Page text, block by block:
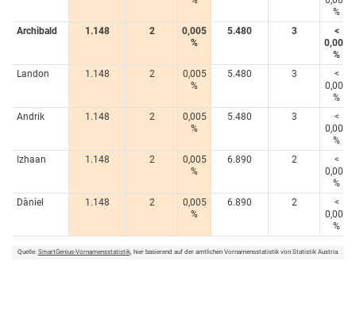
%
Archibald
1.148 2
0,005
%
5.480 3
<
0,005
%
Landon
1.148 2
0,005
%
5.480 3
<
0,005
%
Andrik
1.148 2
0,005
%
5.480 3
<
0,005
%
Izhaan
1.148 2
0,005
%
6.890 2
<
0,005
%
Dàniel
1.148 2
0,005
%
6.890 2
<
0,005
%
Quelle: SmartGenius-Vornamensstatistik, hier basierend auf der amtlichen Vornamensstatistik von Statistik Austria.